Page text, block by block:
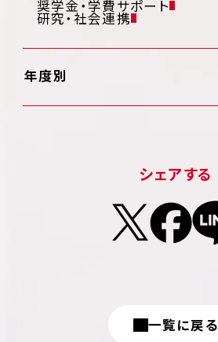
奨学金・学費サポート
研究・社会連携
年度別
シェアする
一覧に戻る